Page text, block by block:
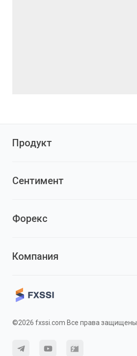
Продукт
Сентимент
Форекс
Компания
©2026 fxssi.com Все права защищены